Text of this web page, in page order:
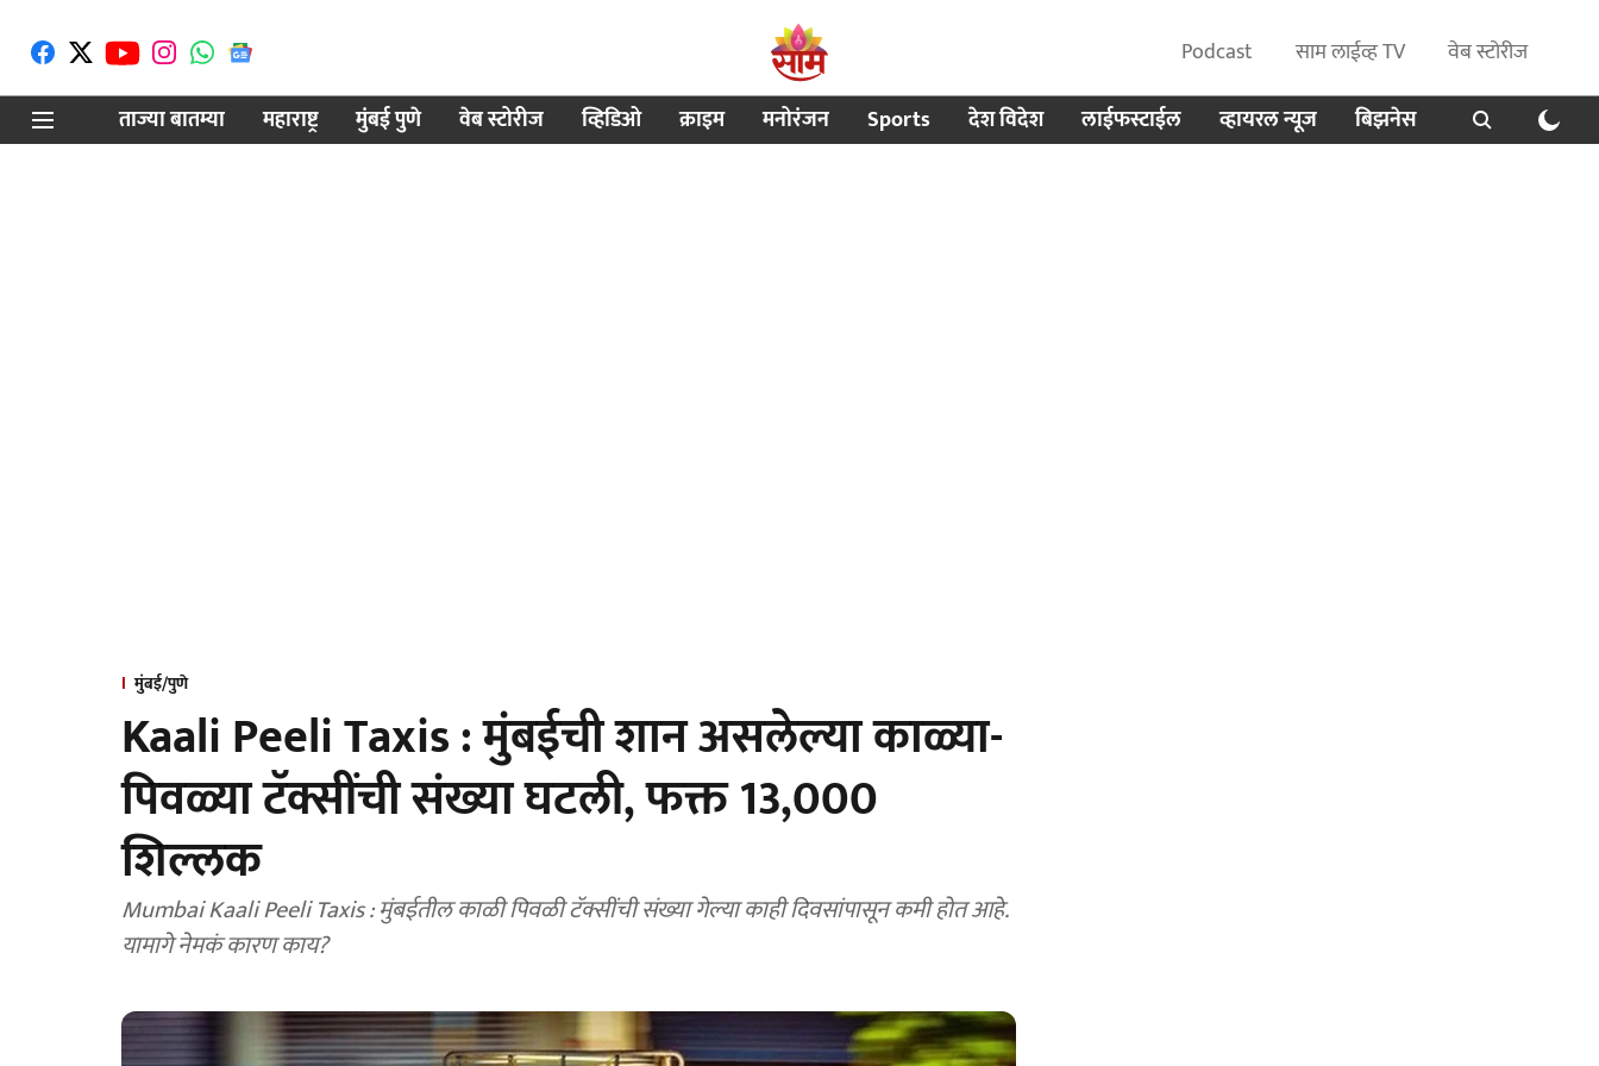
Podcast साम लाईव्ह TV
वेब स्टोरीज
ताज्या बातम्या
महाराष्ट्र मुंबई पुणे वेब स्टोरीज व्हिडिओ क्राइम मनोरंजन Sports देश विदेश लाईफस्टाईल व्हायरल न्यूज बिझनेस
मुंबई/पुणे
Kaali Peeli Taxis : मुंबईची शान असलेल्या काळ्या-
पिवळ्या टॅक्सींची संख्या घटली, फक्त 13,000
शिल्लक
Mumbai Kaali Peeli Taxis : मुंबईतील काळी पिवळी टॅक्सींची संख्या गेल्या काही दिवसांपासून कमी होत आहे.
यामागे नेमकं कारण काय?